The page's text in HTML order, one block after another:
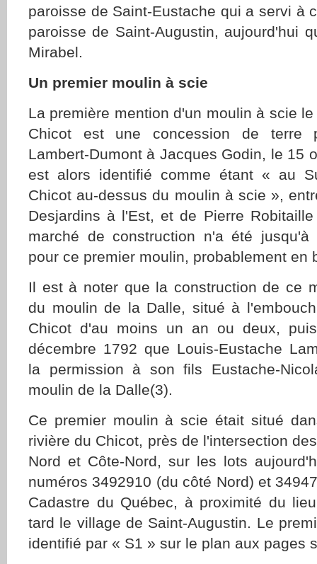
paroisse de Saint-Eustache qui a servi à
paroisse de Saint-Augustin, aujourd'hui
Mirabel.
Un premier moulin à scie
La première mention d'un moulin à scie
Chicot est une concession de terre
Lambert-Dumont à Jacques Godin, le 15
est alors identifié comme étant « au
Chicot au-dessus du moulin à scie »,
Desjardins à l'Est, et de Pierre
marché de construction n'a été jusqu'à
pour ce premier moulin, probablement en
Il est à noter que la construction de ce
du moulin de la Dalle, situé à
Chicot d'au moins un an ou deux,
décembre 1792 que Louis-Eustache
la permission à son fils Eustache-
moulin de la Dalle(3).
Ce premier moulin à scie était situé
rivière du Chicot, près de l'intersection
Nord et Côte-Nord, sur les lots
numéros 3492910 (du côté Nord) et
Cadastre du Québec, à proximité du
tard le village de Saint-Augustin. Le
identifié par « S1 » sur le plan aux pages